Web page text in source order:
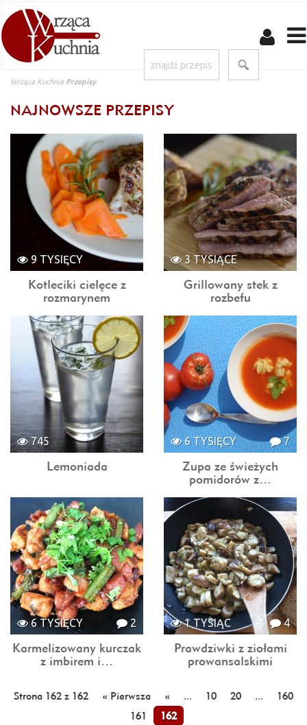
Wrząca Kuchnia Przepisy
NAJNOWSZE PRZEPISY
9 TYSIĘCY
Kotleciki cielęce z
rozmarynem
3 TYSIĄCE
Grillowany stek z
rozbefu
745
Lemoniada
7
6 TYSIĘCY
Zupa ze świeżych
pomidorów z…
2
6 TYSIĘCY
Karmelizowany kurczak
z imbirem i…
4
1 TYSIĄC
Prawdziwki z ziołami
prowansalskimi
Strona 162 z 162 « Pierwsza « ... 10 20 ...
160
161
162